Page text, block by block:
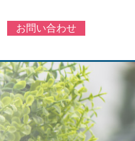
お問い合わせ